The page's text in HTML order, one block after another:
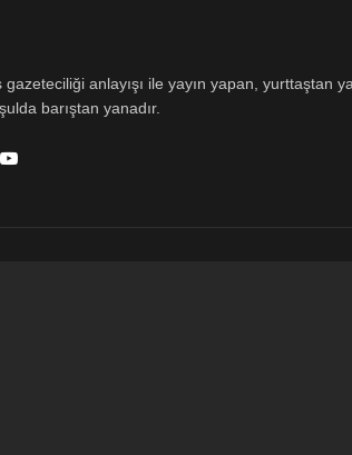
gazeteciliği anlayışı ile yayın yapan, yurttaştan
barıştan yanadır.